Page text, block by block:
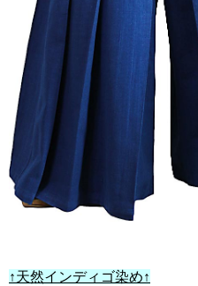
↑天然インディゴ染め↑